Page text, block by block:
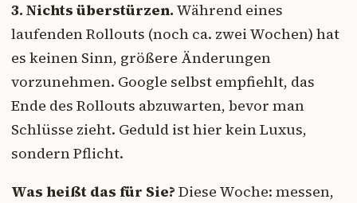
3. Nichts überstürzen. Während eines
laufenden Rollouts (noch ca. zwei Wochen) hat
es keinen Sinn, größere Änderungen
vorzunehmen. Google selbst empfiehlt, das
Ende des Rollouts abzuwarten, bevor man
Schlüsse zieht. Geduld ist hier kein Luxus,
sondern Pflicht.
Was heißt das für Sie? Diese Woche: messen,